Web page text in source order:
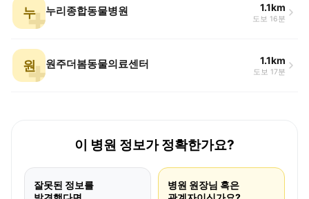
누 누리종합동물병원 1.1km
도보 16분
원 원주더봄동물의료센터 1.1km
도보 17분
이 병원 정보가 정확한가요?
잘못된 정보를
병원 원장님 혹은